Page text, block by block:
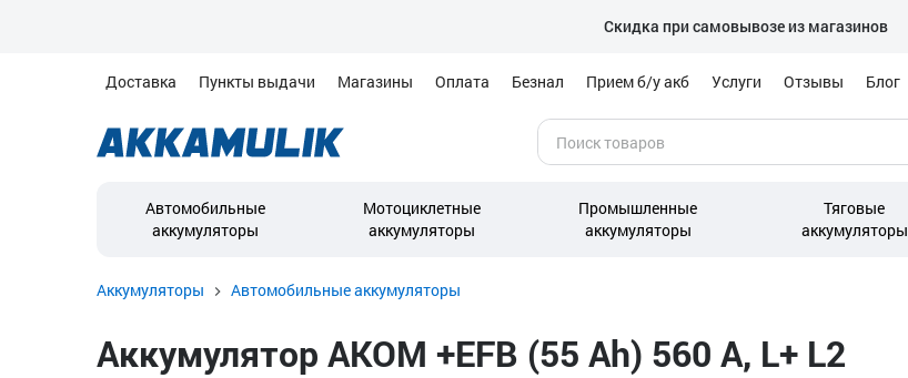
Скидка при самовывозе из магазинов
Доставка Пункты выдачи Магазины Оплата Безнал Прием б/у акб Услуги Отзывы Блог
Автомобильные
аккумуляторы
Мотоциклетные
аккумуляторы
Промышленные
аккумуляторы
Тяговые
аккумуляторы
Аккумуляторы Автомобильные аккумуляторы
Аккумулятор AKOM +EFB (55 Ah) 560 А, L+ L2